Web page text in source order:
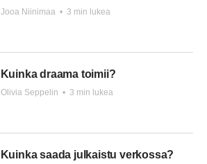
Jooa Niinimaa • 3 min lukea
Kuinka draama toimii?
Olivia Seppelin • 3 min lukea
Kuinka saada julkaistu verkossa?